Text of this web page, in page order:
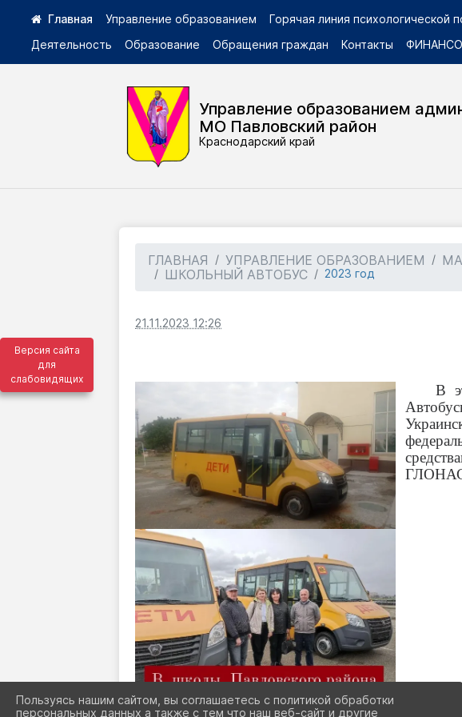
Версия сайта
для
слабовидящих
Управление образованием
МО Павловский район
Краснодарский край
Управление образованием Горячая линия психологической
Деятельность
Образование Обращения граждан Контакты
ГЛАВНАЯ УПРАВЛЕНИЕ ОБРАЗОВАНИЕМ
ШКОЛЬНЫЙ АВТОБУС
2023 год
21.11.2023 12:26
В
Пользуясь нашим сайтом, вы соглашаетесь с политикой обработки
персональных данных а также с тем что наш веб-сайт и другие